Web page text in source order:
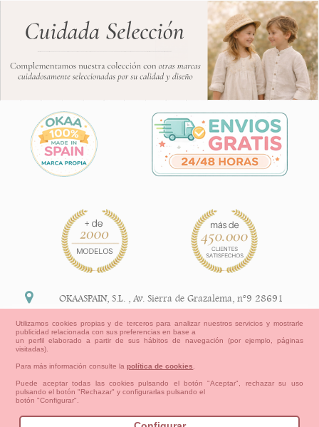
Información Legal
política de devoluciones y reembolsos
OKAASPAIN, S.L. ,Av. Sierra de Grazalema, nº9 28691
+34 91 113 89 09
Utilizamos cookies propias y de terceros para analizar nuestros servicios y mostrarle
publicidad relacionada con sus preferencias en base a
un perfil elaborado a partir de sus hábitos de navegación (por ejemplo, páginas
visitadas).
Para más información consulte lapolítica de cookies
Puede aceptar todas las cookies pulsando el botón "Aceptar", rechazar su uso
pulsando el botón "Rechazar" y configurarlas pulsando el
botón "Configurar".